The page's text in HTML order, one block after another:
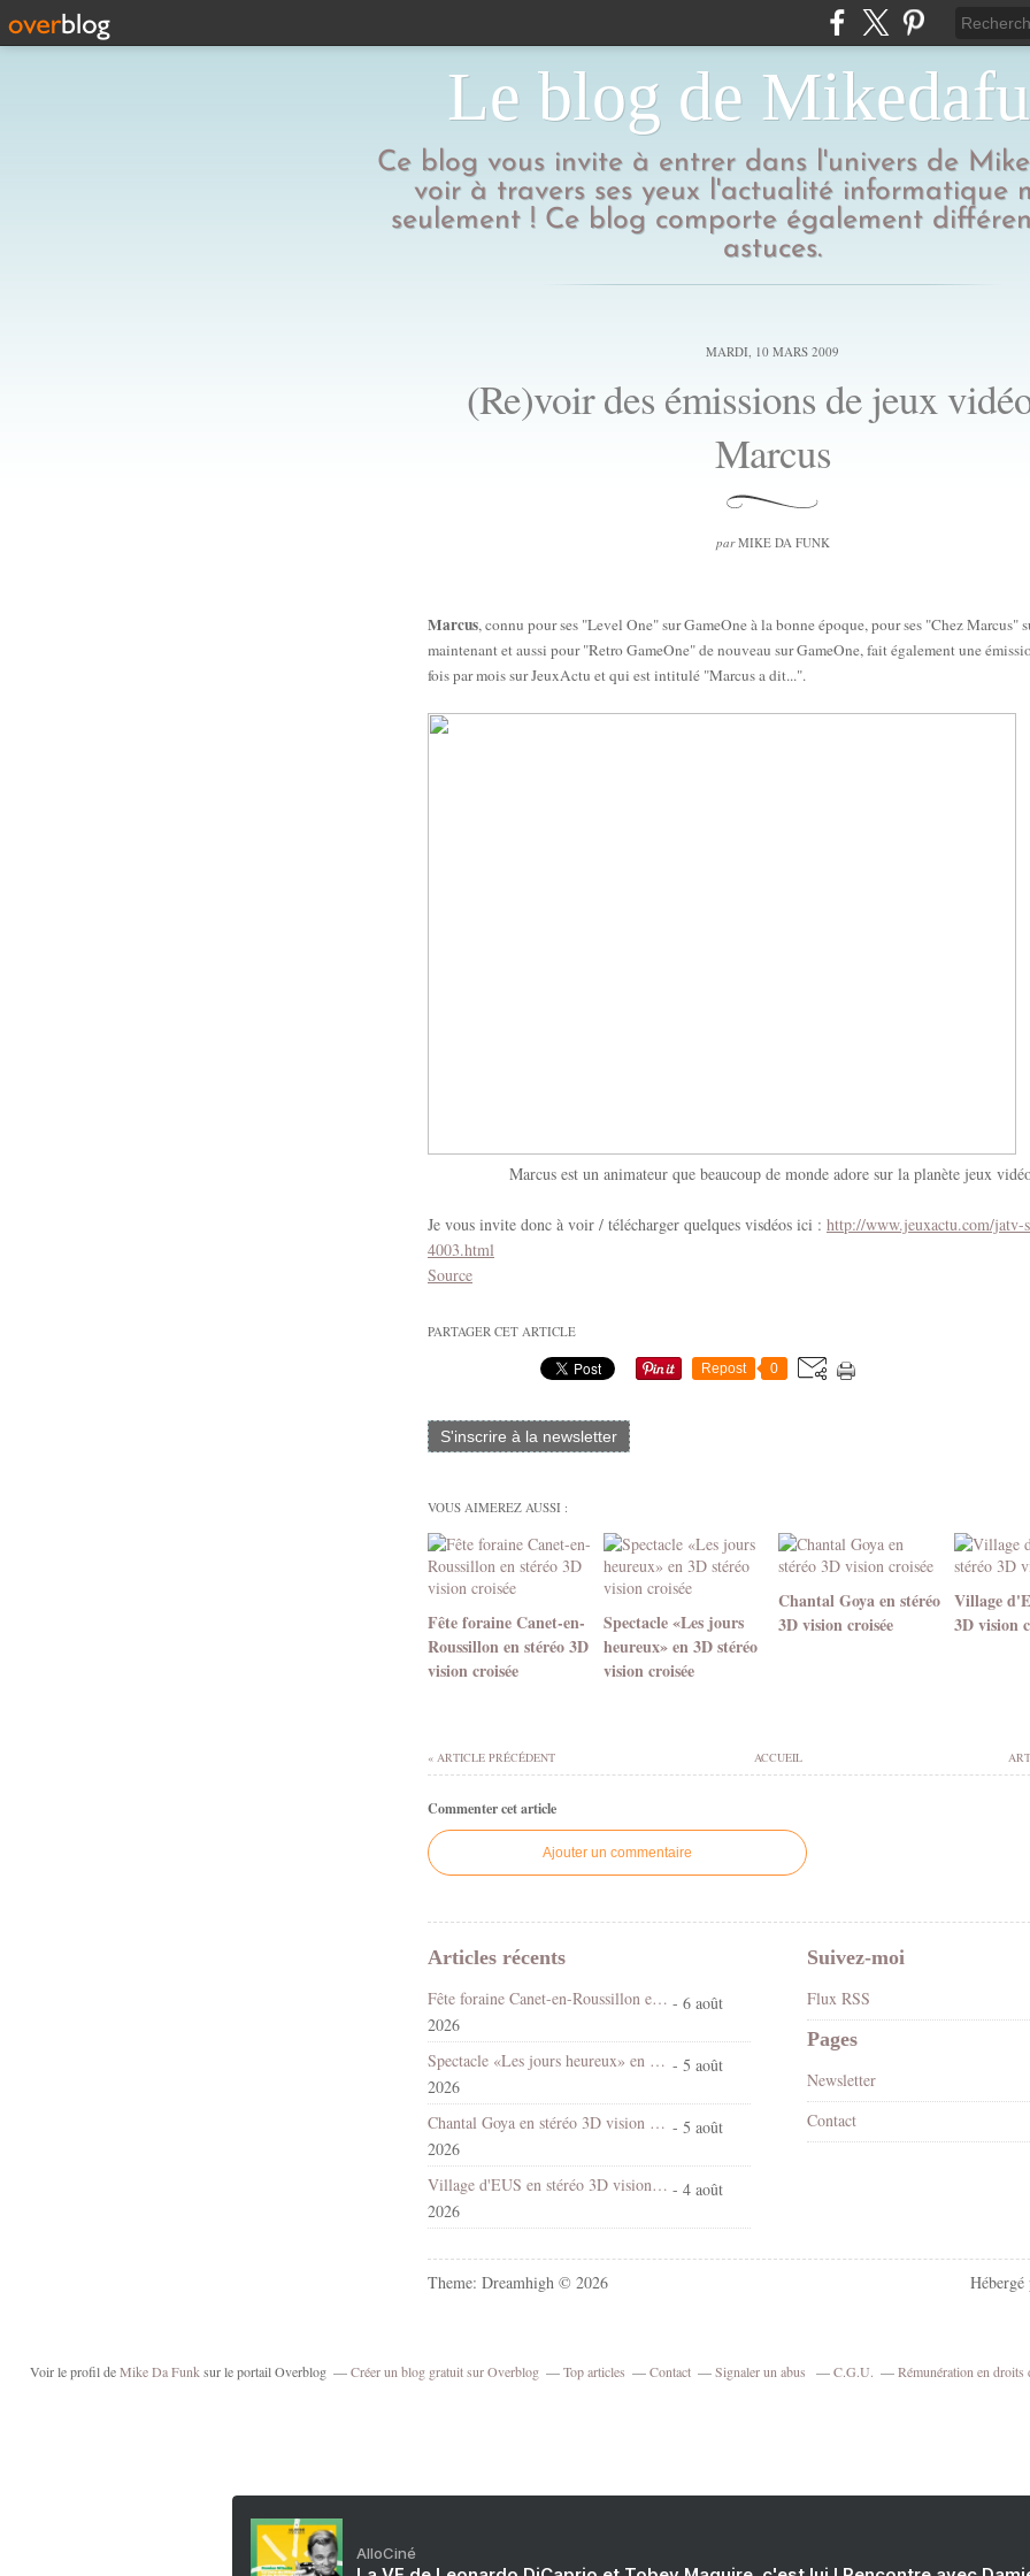
Le blog de
Ce blog vous invite à entrer dans l'univers de
voir à travers ses yeux l'actualité informatique
seulement ! Ce blog comporte également
astuces.
MARDI, 10 MARS 2009
(Re)voir des émissions de jeux
Marcus
parMIKE DA FUNK
Marcus, connu pour ses "Level One" sur GameOne à la bonne époque, pour ses "Chez Marcus"
maintenant et aussi pour "Retro GameOne" de nouveau sur GameOne, fait également une
fois par mois sur JeuxActu et qui est intitulé "Marcus a dit...".
Marcus est un animateur que beaucoup de monde adore sur la planète jeux
Je vous invite donc à voir / télécharger quelques visdéos ici : http://www.jeuxactu.com/jatv-
4003.html
Source
PARTAGER CET ARTICLE
Repost 0
S'inscrire à la newsletter
VOUS AIMEREZ AUSSI :
Fête foraine Canet-en-
Roussillon en stéréo 3D
vision croisée
Spectacle «Les jours
heureux» en 3D stéréo
vision croisée
Chantal Goya en stéréo
3D vision croisée
Village
3D vision
ACCUEIL
« ARTICLE PRÉCÉDENT
Commenter cet article
Ajouter un commentaire
Articles récents
Fête foraine Canet-en-Roussillon en stéréo 3D vision croisée - 6 août
2026
Spectacle «Les jours heureux» en 3D stéréo vision croisée - 5 août
2026
Chantal Goya en stéréo 3D vision croisée - 5 août
2026
Village d'EUS en stéréo 3D vision croisée - 4 août
2026
Suivez-moi
Flux RSS
Pages
Newsletter
Contact
Theme: Dreamhigh © 2026 Hébergé
Voir le profil deMike Da Funk sur le portail Overblog Créer un blog gratuit sur Overblog Top articles Contact Signaler un abus C.G.U. Rémunération en droits
AlloCiné